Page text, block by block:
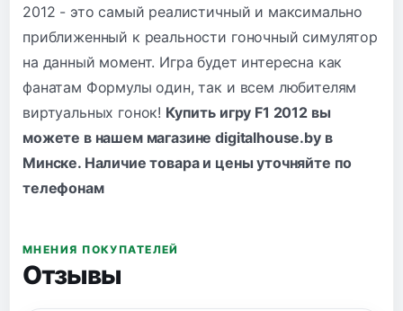
2012 - это самый реалистичный и максимально
приближенный к реальности гоночный симулятор
на данный момент. Игра будет интересна как
фанатам Формулы один, так и всем любителям
виртуальных гонок! Купить игру F1 2012 вы
можете в нашем магазине digitalhouse.by в
Минске. Наличие товара и цены уточняйте по
телефонам
МНЕНИЯ ПОКУПАТЕЛЕЙ
Отзывы